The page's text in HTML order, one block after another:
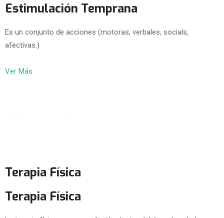
Estimulación Temprana
Es un conjunto de acciones (motoras, verbales, socials,
afectivas.)
Ver Más
Terapia Física
Terapia Física